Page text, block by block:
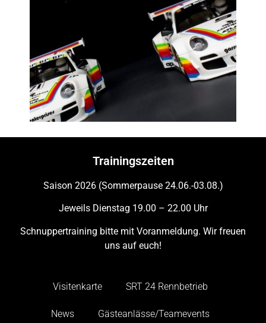
Trainingszeiten
Saison 2026 (Sommerpause 24.06.-03.08.)
Jeweils Dienstag 19.00 – 22.00 Uhr
Schnuppertraining bitte mit Voranmeldung. Wir freuen
uns auf euch!
Visitenkarte SRT 24 Rennbetrieb
News Gästeanlässe/Teamevents